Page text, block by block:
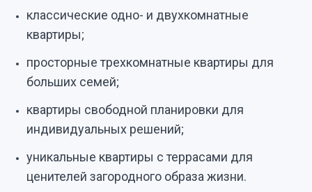
классические одно- и двухкомнатные
квартиры;
просторные трехкомнатные квартиры для
больших семей;
квартиры свободной планировки для
индивидуальных решений;
уникальные квартиры с террасами для
ценителей загородного образа жизни.